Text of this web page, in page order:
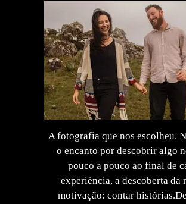
A fotografia que nos escolheu.
o encanto por descobrir algo
pouco a pouco ao final de
experiência, a descoberta da
motivação: contar